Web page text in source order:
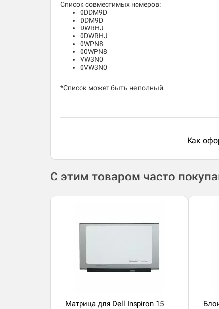
Список совместимых номеров:
0DDM9D
DDM9D
DWRHJ
0DWRHJ
0WPN8
00WPN8
VW3N0
0VW3N0
*Список может быть не полный.
Как
С этим товаром часто
Матрица для Dell Inspiron 15